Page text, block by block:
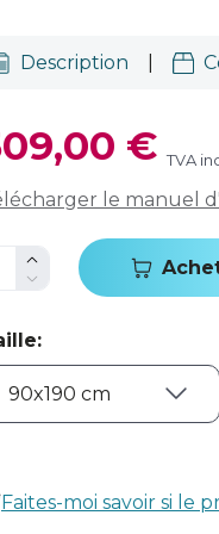
Description
€ TVA
le manuel
:
Faites-moi savoir si le